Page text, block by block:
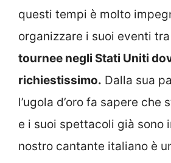
questi tempi è molto
organizzare i suoi eventi
tournee negli Stati Uniti
richiestissimo. Dalla sua
l’ugola d’oro fa sapere che
e i suoi spettacoli già sono
nostro cantante italiano è